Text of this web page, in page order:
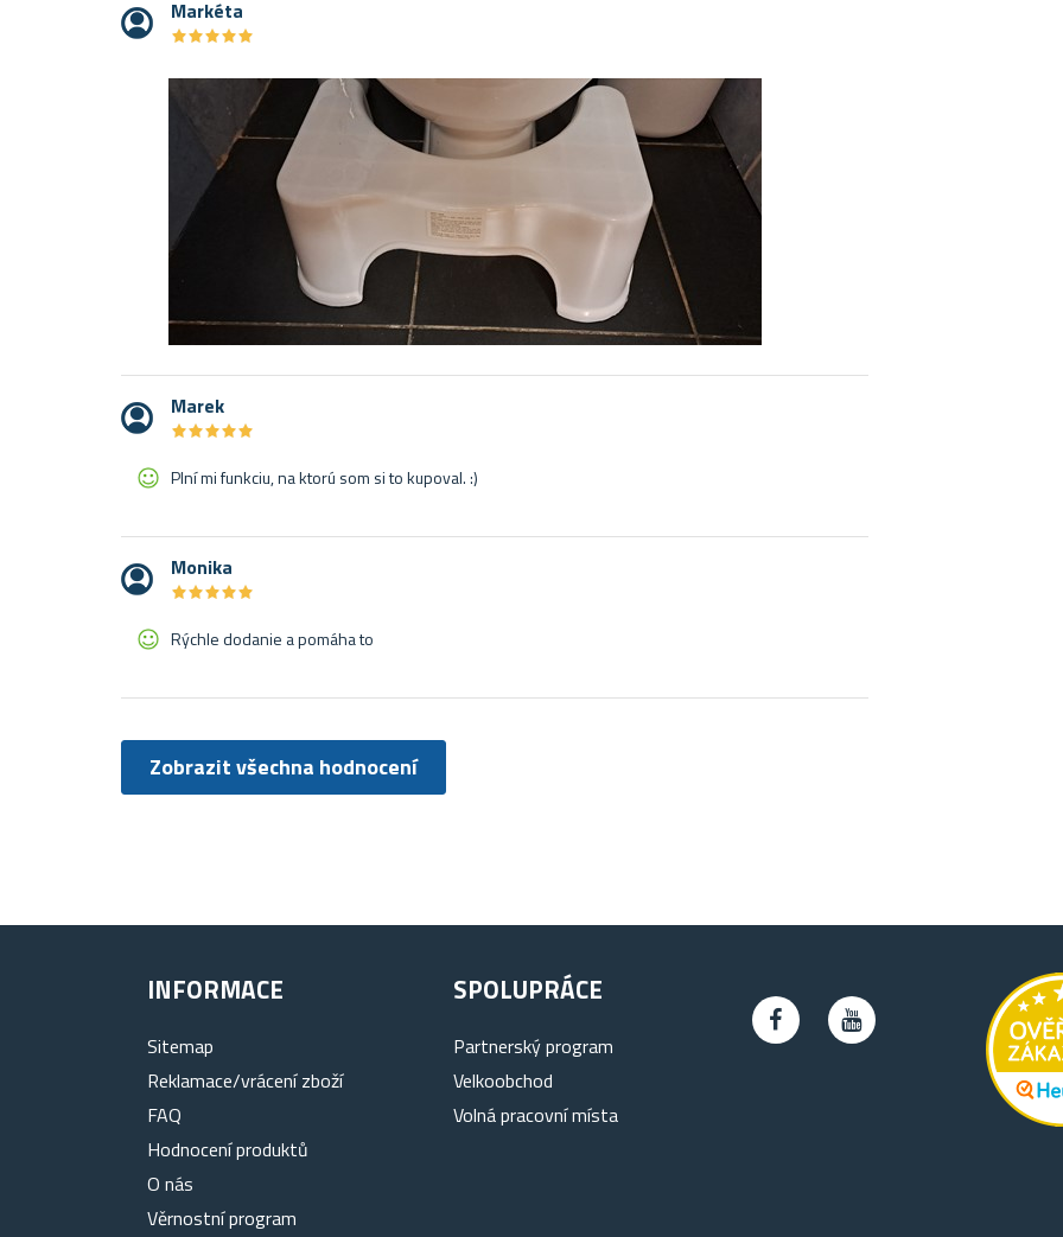
Markéta
★★★★★
★★★★★
Marek
★★★★★
★★★★★
Plní mi funkciu, na ktorú som si to kupoval. :)
Monika
★★★★★
★★★★★
Rýchle dodanie a pomáha to
Zobrazit všechna hodnocení
INFORMACE
Sitemap
Reklamace/vrácení zboží
FAQ
Hodnocení produktů
O nás
Věrnostní program
SPOLUPRÁCE
Partnerský program
Velkoobchod
Volná pracovní místa